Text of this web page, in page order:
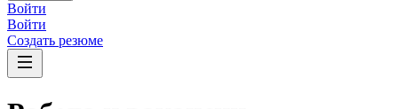
Войти
Войти
Создать резюме